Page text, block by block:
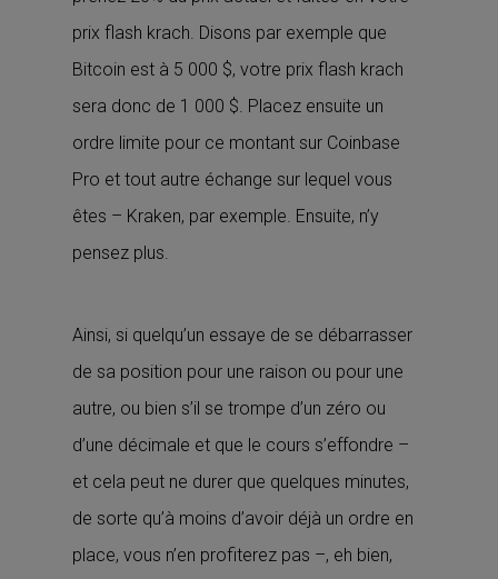
prix flash krach. Disons par exemple que
Bitcoin est à 5 000 $, votre prix flash krach
sera donc de 1 000 $. Placez ensuite un
ordre limite pour ce montant sur Coinbase
Pro et tout autre échange sur lequel vous
êtes – Kraken, par exemple. Ensuite, n’y
pensez plus.
Ainsi, si quelqu’un essaye de se débarrasser
de sa position pour une raison ou pour une
autre, ou bien s’il se trompe d’un zéro ou
d’une décimale et que le cours s’effondre –
et cela peut ne durer que quelques minutes,
de sorte qu’à moins d’avoir déjà un ordre en
place, vous n’en profiterez pas –, eh bien,